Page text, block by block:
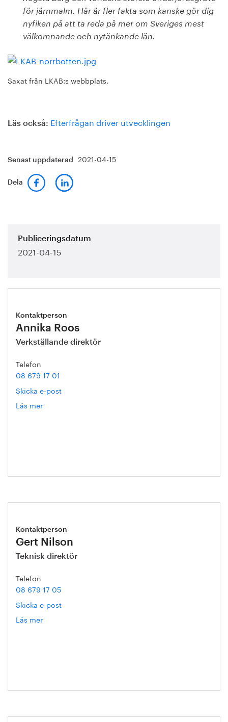
för järnmalm. Här är fler fakta som kanske gör dig
nyfiken på att ta reda på mer om Sveriges mest
välkomnande och nytänkande län.
Saxat från LKAB:s webbplats.
Läs också: Efterfrågan driver utvecklingen
Senast uppdaterad 2021-04-15
Dela
Publiceringsdatum
2021-04-15
Kontaktperson
Annika Roos
Verkställande direktör
Telefon
08 679 17 01
Skicka e-post
Läs mer
Kontaktperson
Gert Nilson
Teknisk direktör
Telefon
08 679 17 05
Skicka e-post
Läs mer